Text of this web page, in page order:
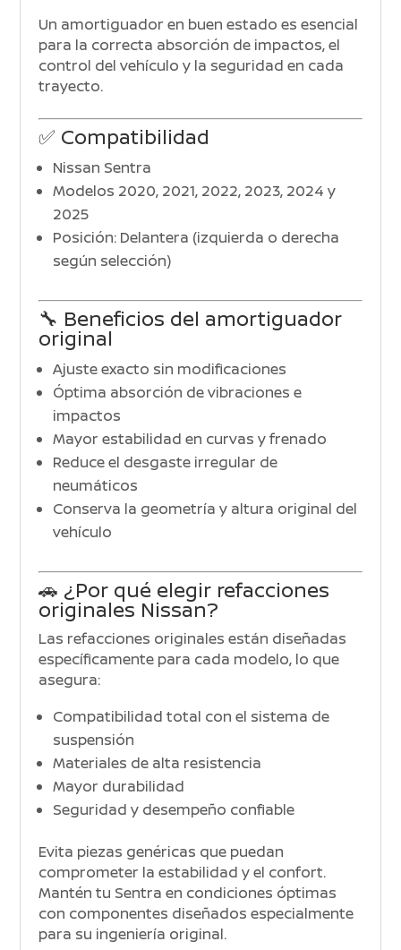
Un amortiguador en buen estado es esencial
para la correcta absorción de impactos, el
control del vehículo y la seguridad en cada
trayecto.
✅ Compatibilidad
Nissan Sentra
Modelos 2020, 2021, 2022, 2023, 2024 y
2025
Posición: Delantera (izquierda o derecha
según selección)
🔧 Beneficios del amortiguador
original
Ajuste exacto sin modificaciones
Óptima absorción de vibraciones e
impactos
Mayor estabilidad en curvas y frenado
Reduce el desgaste irregular de
neumáticos
Conserva la geometría y altura original del
vehículo
🚗 ¿Por qué elegir refacciones
originales Nissan?
Las refacciones originales están diseñadas
específicamente para cada modelo, lo que
asegura:
Compatibilidad total con el sistema de
suspensión
Materiales de alta resistencia
Mayor durabilidad
Seguridad y desempeño confiable
Evita piezas genéricas que puedan
comprometer la estabilidad y el confort.
Mantén tu Sentra en condiciones óptimas
con componentes diseñados especialmente
para su ingeniería original.